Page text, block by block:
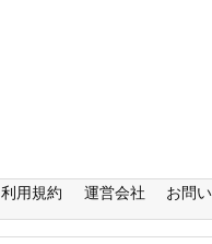
利用規約 運営会社 お問